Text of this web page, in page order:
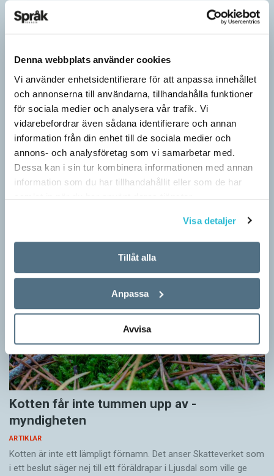
Denna webbplats använder cookies
Vi använder enhetsidentifierare för att anpassa innehållet
och annonserna till användarna, tillhandahålla funktioner
för sociala medier och analysera vår trafik. Vi
vidarebefordrar även sådana identifierare och annan
information från din enhet till de sociala medier och
annons- och analysföretag som vi samarbetar med.
Dessa kan i sin tur kombinera informationen med annan
information som du har tillhandahållit eller som de har
samlat in när du har använt deras tjänster.
Visa detaljer
Tillåt alla
Anpassa
Avvisa
Därför är vi språkaktivister
ARTIKLAR
Kotten får inte tummen upp av ­
myndigheten
ARTIKLAR
Kotten är inte ett lämpligt förnamn. Det anser Skatte­verket som
i ett beslut säger nej till ett föräldra­par i Ljusdal som ville ge